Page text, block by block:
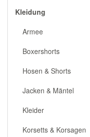
Kleidung
Armee
Boxershorts
Hosen & Shorts
Jacken & Mäntel
Kleider
Korsetts & Korsagen